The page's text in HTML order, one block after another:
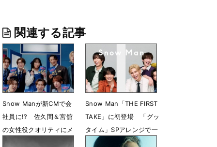
関連する記事
Snow Manが新CMで会
社員に!? 佐久間＆宮舘
の女性役クオリティにメ
ンバーも絶賛
Snow Man「THE FIRST
TAKE」に初登場 「グッ
タイム」SPアレンジで一
発撮り